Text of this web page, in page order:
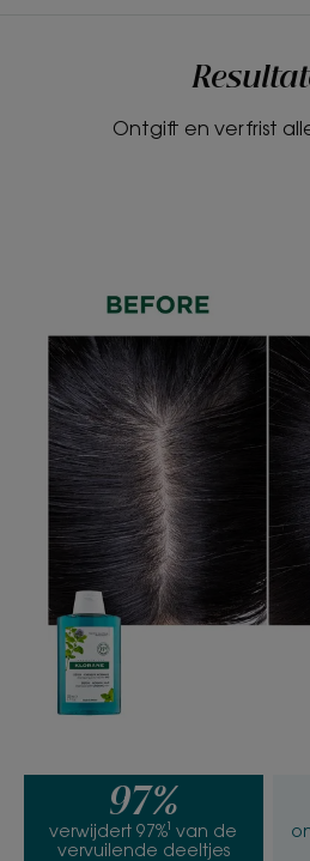
het haar intensief, en
Verfrissend: het zorgt voor
gevoel van pure frisheid dat
onmiddellijk laat herademen.
TEXTUUR
Textuur
Vloeistof
Voordelen van de textuur
Transparante, lichte en frisse
Geplette munt
Ontgift en verfrist
97%
verwijdert 97%¹ van de
vervuilende deeltjes